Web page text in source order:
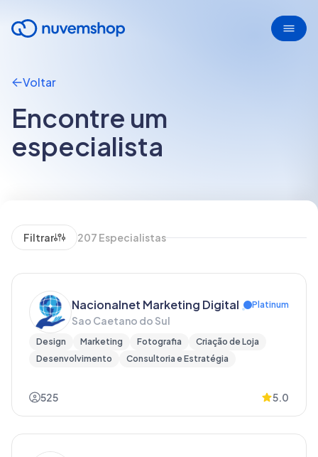
Voltar
Encontre um
especialista
Filtrar 207 Especialistas
Nacionalnet Marketing Digital Platinum
Sao Caetano do Sul
Design Marketing Fotografia
Criação de Loja
Desenvolvimento
Consultoria e Estratégia
525 5.0